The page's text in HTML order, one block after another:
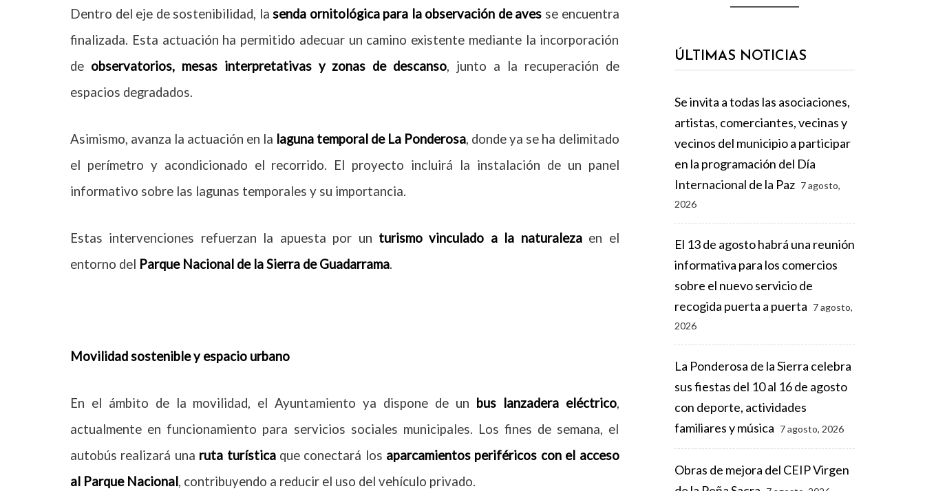
Dentro del eje de sostenibilidad, lasenda ornitológica para la observación de aves se encuentra
finalizada. Esta actuación ha permitido adecuar un camino existente mediante la incorporación
de observatorios, mesas interpretativas y zonas de descanso, junto a la recuperación de
espacios degradados.
Asimismo, avanza la actuación en la laguna temporal de La Ponderosa, donde ya se ha delimitado
el perímetro y acondicionado el recorrido. El proyecto incluirá la instalación de un panel
informativo sobre las lagunas temporales y su importancia.
Estas intervenciones refuerzan la apuesta por un turismo vinculado a la naturalezaen el
entorno del Parque Nacional de la Sierra de Guadarrama.
Movilidad sostenible y espacio urbano
En el ámbito de la movilidad, el Ayuntamiento ya dispone de un bus lanzadera eléctrico,
actualmente en funcionamiento para servicios sociales municipales. Los fines de semana, el
autobús realizará una ruta turísticaque conectará los aparcamientos periféricos con el acceso
al Parque Nacional, contribuyendo a reducir el uso del vehículo privado.
ÚLTIMAS NOTICIAS
Se invita a todas las asociaciones,
artistas, comerciantes, vecinas y
vecinos del municipio a participar
en la programación del Día
Internacional de la Paz 7 agosto,
2026
El 13 de agosto habrá una reunión
informativa para los comercios
sobre el nuevo servicio de
recogida puerta a puerta 7 agosto,
2026
La Ponderosa de la Sierra celebra
sus fiestas del 10 al 16 de agosto
con deporte, actividades
familiares y música 7 agosto, 2026
Obras de mejora del CEIP Virgen